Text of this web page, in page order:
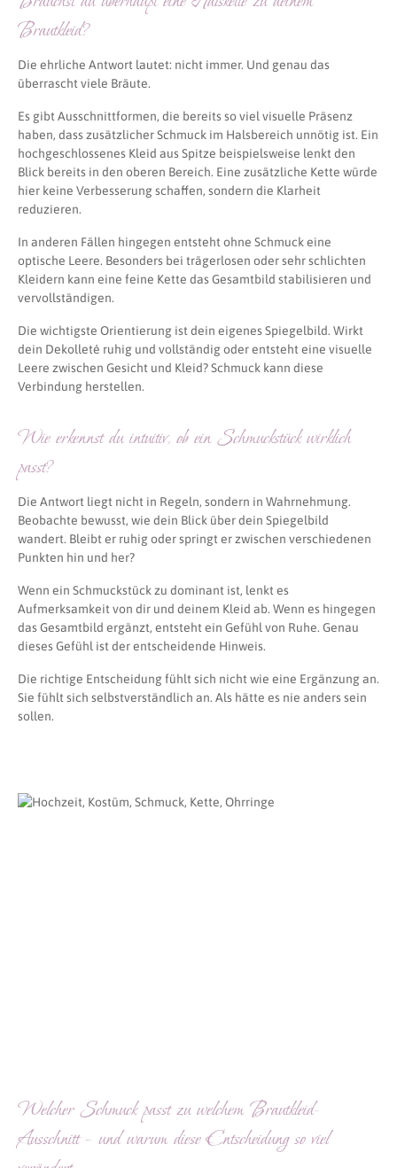
Brautkleid?
Die ehrliche Antwort lautet: nicht immer. Und genau das
überrascht viele Bräute.
Es gibt Ausschnittformen, die bereits so viel visuelle Präsenz
haben, dass zusätzlicher Schmuck im Halsbereich unnötig ist. Ein
hochgeschlossenes Kleid aus Spitze beispielsweise lenkt den
Blick bereits in den oberen Bereich. Eine zusätzliche Kette würde
hier keine Verbesserung schaffen, sondern die Klarheit
reduzieren.
In anderen Fällen hingegen entsteht ohne Schmuck eine
optische Leere. Besonders bei trägerlosen oder sehr schlichten
Kleidern kann eine feine Kette das Gesamtbild stabilisieren und
vervollständigen.
Die wichtigste Orientierung ist dein eigenes Spiegelbild. Wirkt
dein Dekolleté ruhig und vollständig oder entsteht eine visuelle
Leere zwischen Gesicht und Kleid? Schmuck kann diese
Verbindung herstellen.
Wie erkennst du intuitiv, ob ein Schmuckstück wirklich
passt?
Die Antwort liegt nicht in Regeln, sondern in Wahrnehmung.
Beobachte bewusst, wie dein Blick über dein Spiegelbild
wandert. Bleibt er ruhig oder springt er zwischen verschiedenen
Punkten hin und her?
Wenn ein Schmuckstück zu dominant ist, lenkt es
Aufmerksamkeit von dir und deinem Kleid ab. Wenn es hingegen
das Gesamtbild ergänzt, entsteht ein Gefühl von Ruhe. Genau
dieses Gefühl ist der entscheidende Hinweis.
Die richtige Entscheidung fühlt sich nicht wie eine Ergänzung an.
Sie fühlt sich selbstverständlich an. Als hätte es nie anders sein
sollen.
Welcher Schmuck passt zu welchem Brautkleid-
Ausschnitt – und warum diese Entscheidung so viel